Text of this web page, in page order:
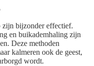
zijn bijzonder effectief.
en buikademhaling zijn
Deze methoden
kalmeren ook de geest,
wordt.